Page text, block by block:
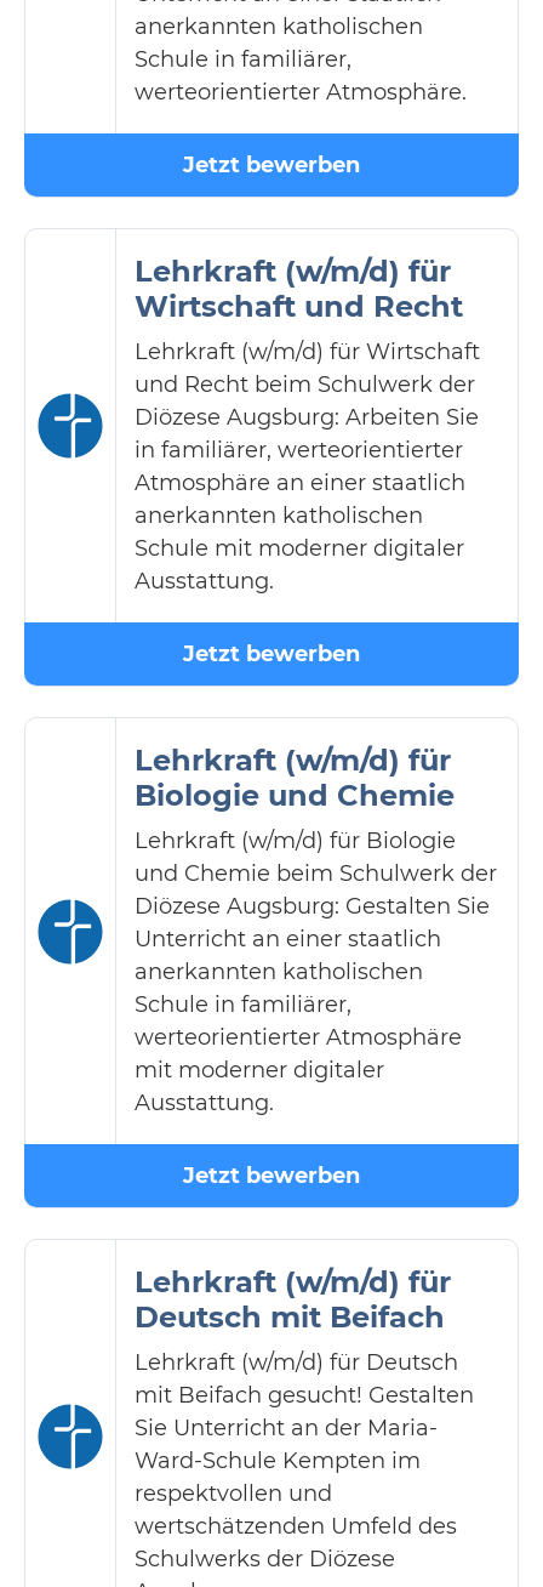
anerkannten katholischen
Schule in familiärer,
werteorientierter Atmosphäre.
Jetzt bewerben
Lehrkraft (w/m/d) für
Wirtschaft und Recht
Lehrkraft (w/m/d) für Wirtschaft
und Recht beim Schulwerk der
Diözese Augsburg: Arbeiten Sie
in familiärer, werteorientierter
Atmosphäre an einer staatlich
anerkannten katholischen
Schule mit moderner digitaler
Ausstattung.
Jetzt bewerben
Lehrkraft (w/m/d) für
Biologie und Chemie
Lehrkraft (w/m/d) für Biologie
und Chemie beim Schulwerk der
Diözese Augsburg: Gestalten Sie
Unterricht an einer staatlich
anerkannten katholischen
Schule in familiärer,
werteorientierter Atmosphäre
mit moderner digitaler
Ausstattung.
Jetzt bewerben
Lehrkraft (w/m/d) für
Deutsch mit Beifach
Lehrkraft (w/m/d) für Deutsch
mit Beifach gesucht! Gestalten
Sie Unterricht an der Maria-
Ward-Schule Kempten im
respektvollen und
wertschätzenden Umfeld des
Schulwerks der Diözese